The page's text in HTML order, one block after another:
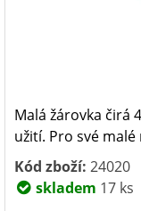
Malá žárovka čirá
užití. Pro své
Kód zboží: 24020
skladem 17 ks